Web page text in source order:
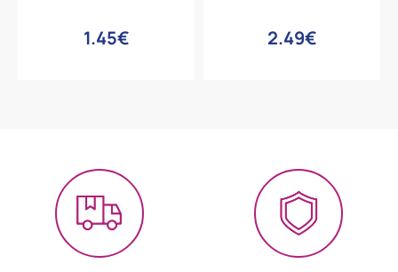
1.45€ 2.49€